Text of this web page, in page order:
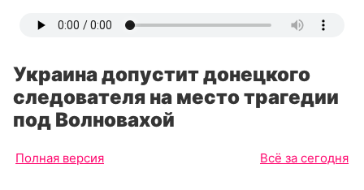
Украина допустит донецкого
следователя на место трагедии
под Волновахой
Полная версия Всё за сегодня